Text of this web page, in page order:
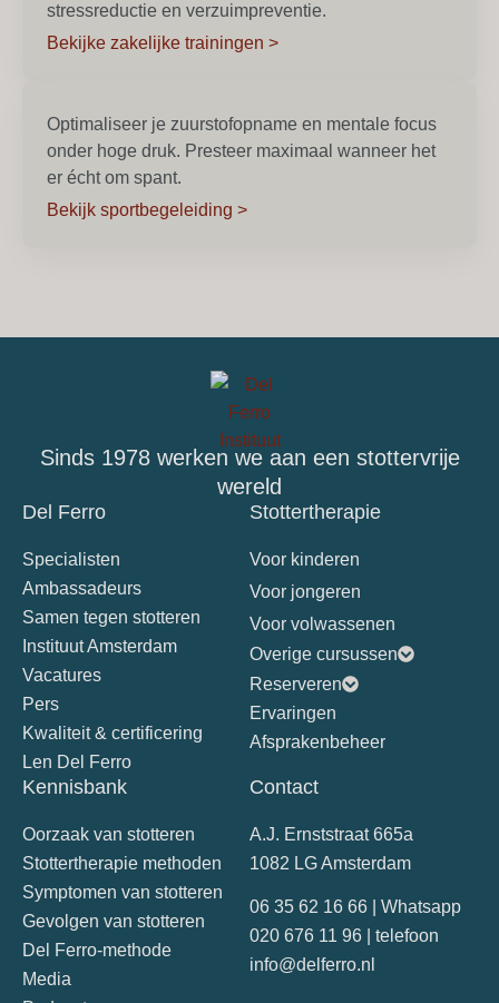
stressreductie en verzuimpreventie.
Bekijke zakelijke trainingen >
Optimaliseer je zuurstofopname en mentale focus
onder hoge druk. Presteer maximaal wanneer het
er écht om spant.
Bekijk sportbegeleiding >
Sinds 1978 werken we aan een stottervrije
wereld
Del Ferro
Specialisten
Ambassadeurs
Samen tegen stotteren
Instituut Amsterdam
Vacatures
Pers
Kwaliteit & certificering
Len Del Ferro
Stottertherapie
Voor kinderen
Voor jongeren
Voor volwassenen
Overige cursussen
Reserveren
Ervaringen
Afsprakenbeheer
Kennisbank
Oorzaak van stotteren
Stottertherapie methoden
Symptomen van stotteren
Gevolgen van stotteren
Del Ferro-methode
Media
Contact
A.J. Ernststraat 665a
1082 LG Amsterdam
06 35 62 16 66 | Whatsapp
020 676 11 96 | telefoon
info@delferro.nl